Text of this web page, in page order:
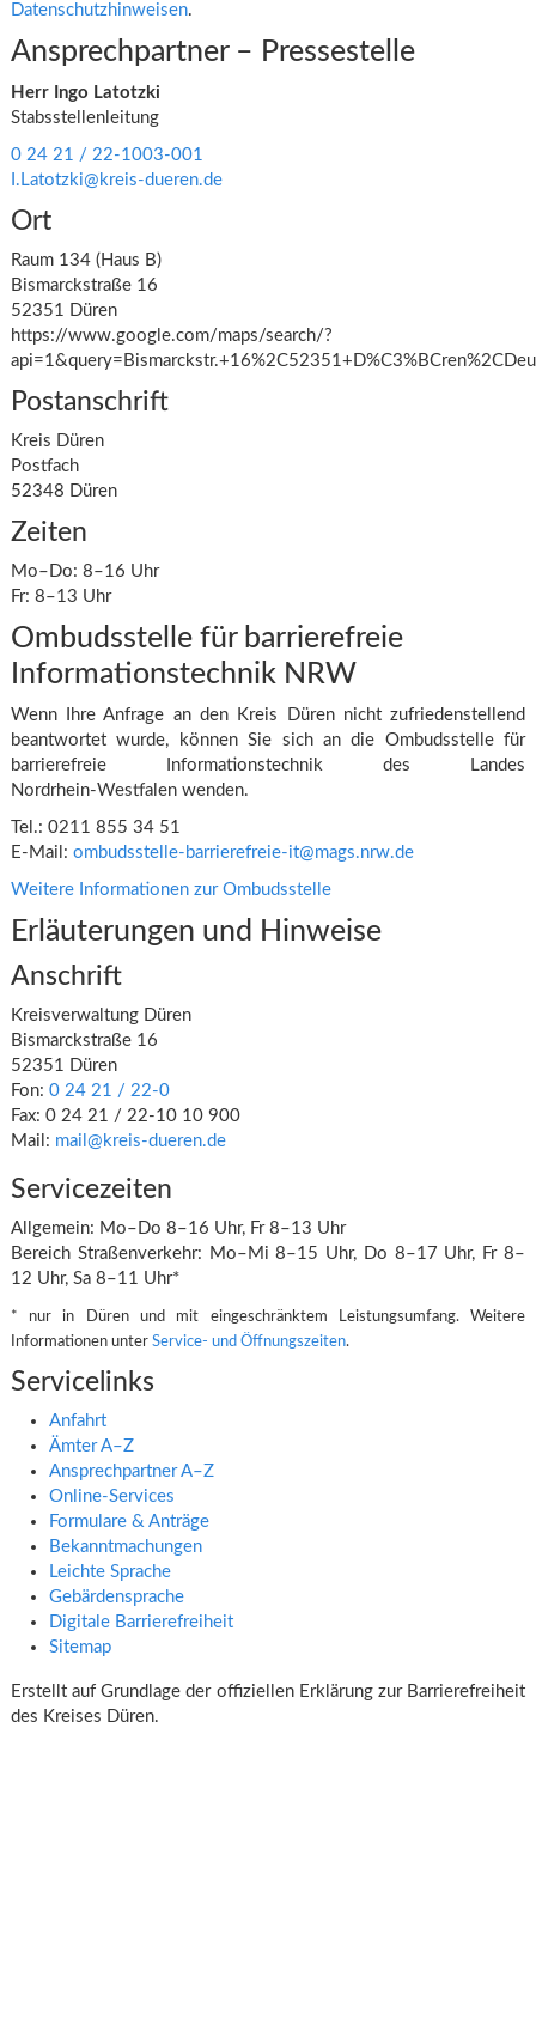
Datenschutzhinweisen.
Ansprechpartner – Pressestelle
Herr Ingo Latotzki
Stabsstellenleitung
0 24 21 / 22‑1003‑001
I.Latotzki@kreis-dueren.de
Ort
Raum 134 (Haus B)
Bismarckstraße 16
52351 Düren
https://www.google.com/maps/search/?
Postanschrift
Kreis Düren
Postfach
52348 Düren
Zeiten
Mo–Do: 8–16 Uhr
Fr: 8–13 Uhr
Ombudsstelle für barrierefreie
Informationstechnik NRW
Wenn Ihre Anfrage an den Kreis Düren nicht zufriedenstellend
beantwortet wurde, können Sie sich an die Ombudsstelle für
barrierefreie Informationstechnik des Landes
Nordrhein‑Westfalen wenden.
Tel.: 0211 855 34 51
E‑Mail: ombudsstelle-barrierefreie-it@mags.nrw.de
Weitere Informationen zur Ombudsstelle
Erläuterungen und Hinweise
Anschrift
Kreisverwaltung Düren
Bismarckstraße 16
52351 Düren
Fon: 0 24 21 / 22‑0
Fax: 0 24 21 / 22‑10 10 900
Mail: mail@kreis-dueren.de
Servicezeiten
Allgemein: Mo–Do 8–16 Uhr, Fr 8–13 Uhr
Bereich Straßenverkehr: Mo–Mi 8–15 Uhr, Do 8–17 Uhr, Fr 8–
12 Uhr, Sa 8–11 Uhr*
* nur in Düren und mit eingeschränktem Leistungsumfang. Weitere
Informationen unter Service‑ und Öffnungszeiten.
Servicelinks
Anfahrt
Ämter A–Z
Ansprechpartner A–Z
Online‑Services
Formulare & Anträge
Bekanntmachungen
Leichte Sprache
Gebärdensprache
Digitale Barrierefreiheit
Sitemap
Erstellt auf Grundlage der offiziellen Erklärung zur Barrierefreiheit
des Kreises Düren.